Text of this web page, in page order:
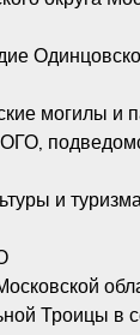
могилы и
и туризма
Троицы в